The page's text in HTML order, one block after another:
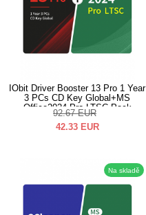
IObit Driver Booster 13 Pro 1 Year
3 PCs CD Key Global+MS
Office2024 Pro LTSC Pack
92.67 EUR
42.33 EUR
Na skladě